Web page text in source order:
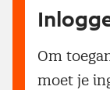
Om
moet je